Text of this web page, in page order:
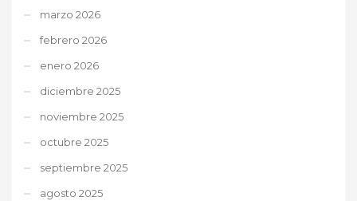
marzo 2026
febrero 2026
enero 2026
diciembre 2025
noviembre 2025
octubre 2025
septiembre 2025
agosto 2025